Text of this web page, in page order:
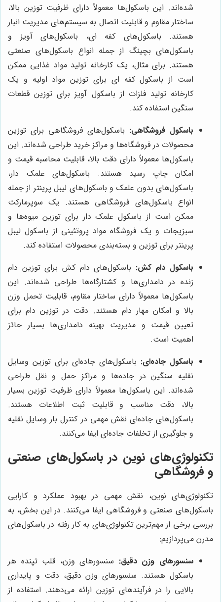
شده‌اند. این باسکول‌ها معمولاً دارای ظرفیت توزین بالا،
ساختار مقاوم و قابلیت اتصال به سیستم‌های مدیریت انبار
هستند. باسکول‌های کفه ای، باسکول‌های آویز و
باسکول‌های بچینگ از جمله انواع باسکول‌های صنعتی
هستند. برای مثال، یک کارخانه تولید مواد غذایی ممکن
است از باسکول کفه ای برای توزین مواد اولیه و یک
کارخانه تولید فلزات از باسکول آویز برای توزین قطعات
سنگین استفاده کند.
باسکول فروشگاهی: باسکول‌های فروشگاهی برای توزین
محصولات در فروشگاه‌ها و مراکز خرید طراحی شده‌اند. این
باسکول‌ها معمولاً دارای دقت بالا، قابلیت محاسبه قیمت و
امکان چاپ رسید هستند. باسکول‌های علمک دار،
باسکول‌های بدون علمک و باسکول‌های لیبل پرینتر از جمله
انواع باسکول‌های فروشگاهی هستند. یک سوپرمارکت
ممکن است از باسکول علمک دار برای توزین میوه‌ها و
سبزیجات و یک فروشگاه مواد پروتئینی از باسکول لیبل
پرینتر برای توزین و بسته‌بندی محصولات استفاده کند.
باسکول دام کش: باسکول‌های دام کش برای توزین دام
زنده در دامداری‌ها و کشتارگاه‌ها طراحی شده‌اند. این
باسکول‌ها معمولاً دارای ساختار مقاوم، قابلیت تحمل وزن
بالا و امکان مهار دام هستند. دقت در توزین دام برای
تعیین قیمت و مدیریت بهینه دامداری‌ها بسیار حائز
اهمیت است.
باسکول جاده‌ای: باسکول‌های جاده‌ای برای توزین وسایل
نقلیه سنگین در جاده‌ها و مراکز حمل و نقل طراحی
شده‌اند. این باسکول‌ها معمولاً دارای ظرفیت توزین بسیار
بالا، دقت مناسب و قابلیت ثبت اطلاعات هستند.
باسکول‌های جاده‌ای نقش مهمی در کنترل بار وسایل نقلیه
و جلوگیری از تخلفات جاده‌ای ایفا می‌کنند.
تکنولوژی‌های نوین در باسکول‌های صنعتی
و فروشگاهی
تکنولوژی‌های نوین، نقش مهمی در بهبود عملکرد و کارایی
باسکول‌های صنعتی و فروشگاهی ایفا می‌کنند. در این بخش، به
بررسی برخی از مهم‌ترین تکنولوژی‌های به کار رفته در باسکول‌های
مدرن می‌پردازیم:
سنسورهای وزن دقیق: سنسورهای وزن، قلب تپنده هر
باسکول هستند. سنسورهای وزن دقیق، دقت و پایداری
بالایی را در فرآیندهای توزین ارائه می‌دهند. استفاده از